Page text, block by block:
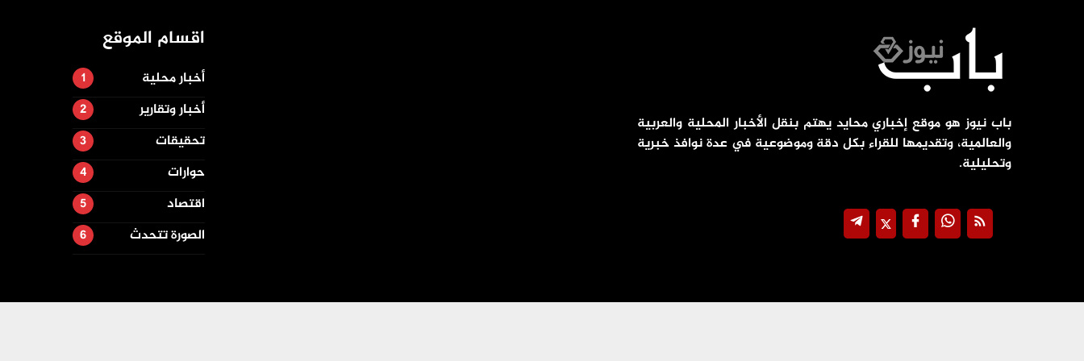
باب نيوز هو موقع إخباري محايد يهتم بنقل الأخبار المحلية والعربية
والعالمية، وتقديمها للقراء بكل دقة وموضوعية في عدة نوافذ خبرية
وتحليلية.
اقسام الموقع
أخبار محلية
أخبار وتقارير
تحقيقات
حوارات
اقتصاد
الصورة تتحدث